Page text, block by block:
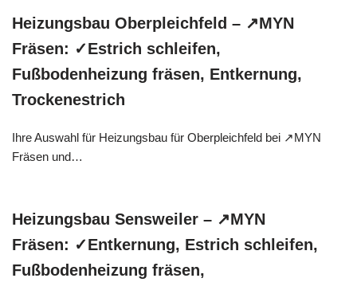
Heizungsbau Oberpleichfeld – ↗️MYN
Fräsen: ✓Estrich schleifen,
Fußbodenheizung fräsen, Entkernung,
Trockenestrich
Ihre Auswahl für Heizungsbau für Oberpleichfeld bei ↗️MYN
Fräsen und…
Heizungsbau Sensweiler – ↗️MYN
Fräsen: ✓Entkernung, Estrich schleifen,
Fußbodenheizung fräsen,